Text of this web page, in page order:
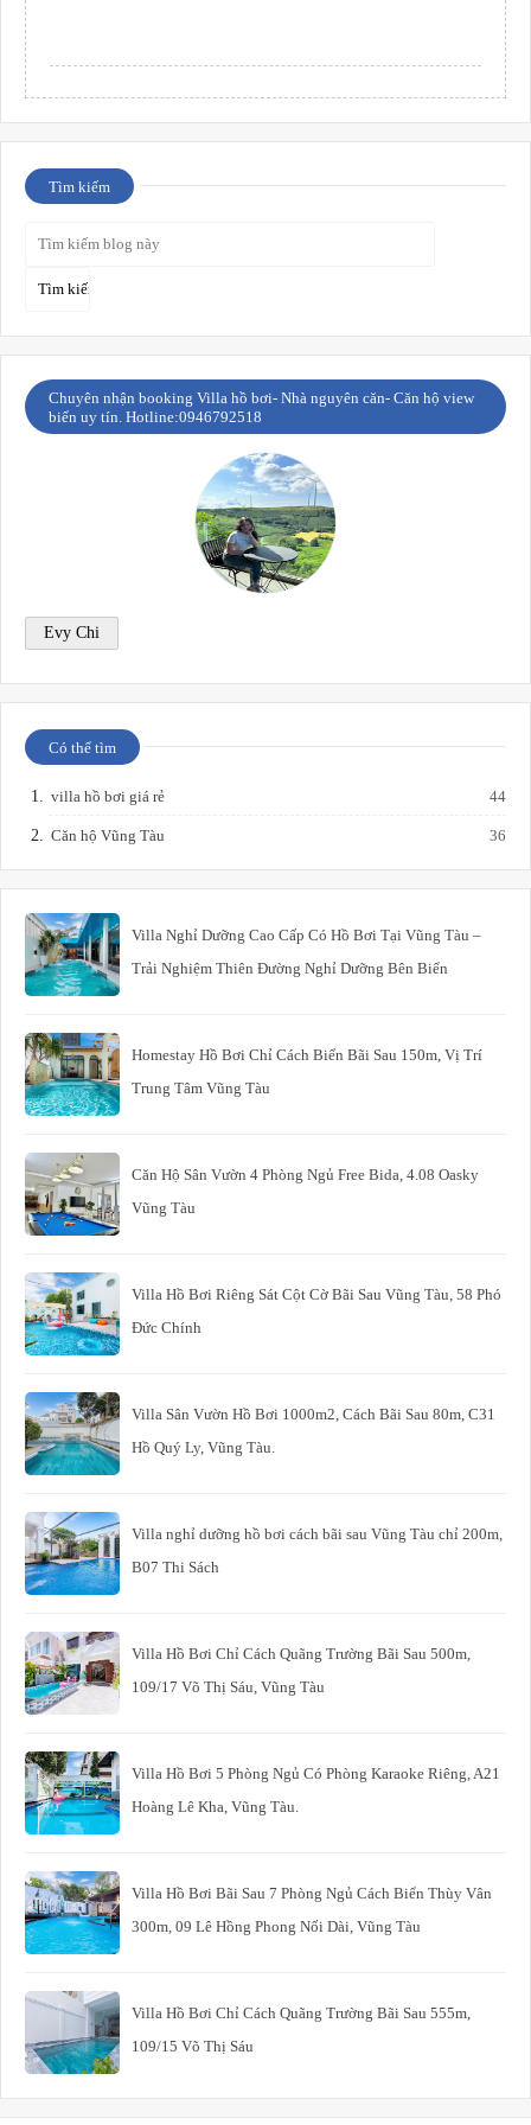
Tìm kiếm
Chuyên nhận booking Villa hồ bơi- Nhà nguyên căn- Căn hộ view
biển uy tín. Hotline:0946792518
Evy Chi
Có thể tìm
villa hồ bơi giá rẻ 44
Căn hộ Vũng Tàu 36
Villa Nghỉ Dưỡng Cao Cấp Có Hồ Bơi Tại Vũng Tàu –
Trải Nghiệm Thiên Đường Nghỉ Dưỡng Bên Biển
Homestay Hồ Bơi Chỉ Cách Biển Bãi Sau 150m, Vị Trí
Trung Tâm Vũng Tàu
Căn Hộ Sân Vườn 4 Phòng Ngủ Free Bida, 4.08 Oasky
Vũng Tàu
Villa Hồ Bơi Riêng Sát Cột Cờ Bãi Sau Vũng Tàu, 58 Phó
Đức Chính
Villa Sân Vườn Hồ Bơi 1000m2, Cách Bãi Sau 80m, C31
Hồ Quý Ly, Vũng Tàu.
Villa nghỉ dưỡng hồ bơi cách bãi sau Vũng Tàu chỉ 200m,
B07 Thi Sách
Villa Hồ Bơi Chỉ Cách Quãng Trường Bãi Sau 500m,
109/17 Võ Thị Sáu, Vũng Tàu
Villa Hồ Bơi 5 Phòng Ngủ Có Phòng Karaoke Riêng, A21
Hoàng Lê Kha, Vũng Tàu.
Villa Hồ Bơi Bãi Sau 7 Phòng Ngủ Cách Biển Thùy Vân
300m, 09 Lê Hồng Phong Nối Dài, Vũng Tàu
Villa Hồ Bơi Chỉ Cách Quãng Trường Bãi Sau 555m,
109/15 Võ Thị Sáu